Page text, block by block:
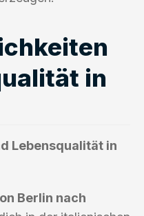
in
Lebensqualität in
Berlin nach